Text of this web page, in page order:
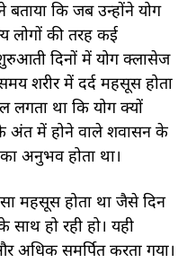
बताया कि जब उन्होंने योग
लोगों की तरह कई
दिनों में योग क्लासेज
शरीर में दर्द महसूस होता
था कि योग क्यों
के अंत में होने वाले शवासन के
अनुभव होता था।
महसूस होता था जैसे दिन
हो रही हो। यही
अधिक समर्पित करता गया।